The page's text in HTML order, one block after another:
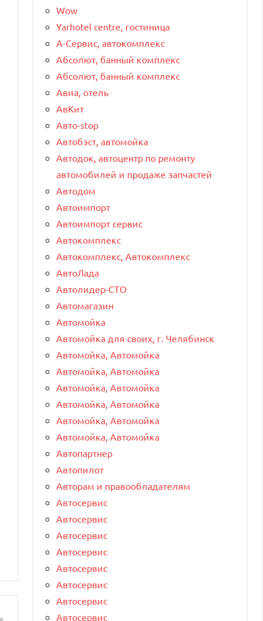
Wow
Yarhotel centre, гостиница
А-Сервис, автокомплекс
Абсолют, банный комплекс
Абсолют, банный комплекс
Авиа, отель
АвКит
Авто-stop
Автобэст, автомойка
Автодок, автоцентр по ремонту
автомобилей и продаже запчастей
Автодом
Автоимпорт
Автоимпорт сервис
Автокомплекс
Автокомплекс, Автокомплекс
АвтоЛада
Автолидер-СТО
Автомагазин
Автомойка
Автомойка для своих, г. Челябинск
Автомойка, Автомойка
Автомойка, Автомойка
Автомойка, Автомойка
Автомойка, Автомойка
Автомойка, Автомойка
Автомойка, Автомойка
Автопартнер
Автопилот
Авторам и правообладателям
Автосервис
Автосервис
Автосервис
Автосервис
Автосервис
Автосервис
Автосервис
Автосервис